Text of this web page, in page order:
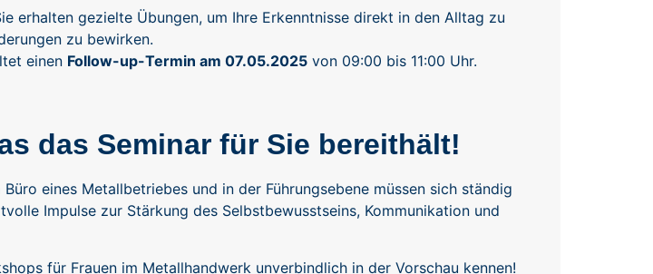
erhalten gezielte Übungen, um Ihre Erkenntnisse direkt in den Alltag zu
zu bewirken.
einen Follow-up-Termin am 07.05.2025 von 09:00 bis 11:00 Uhr.
das Seminar für Sie bereithält!
eines Metallbetriebes und in der Führungsebene müssen sich ständig
Impulse zur Stärkung des Selbstbewusstseins, Kommunikation und
für Frauen im Metallhandwerk unverbindlich in der Vorschau kennen!